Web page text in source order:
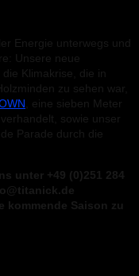
Energie unterwegs und
Unsere neue
Klimakrise, die in
zu sehen war,
, eine sieben Meter
sowie unser
Parade durch die
unter +49 (0)251 284
kommende Saison zu